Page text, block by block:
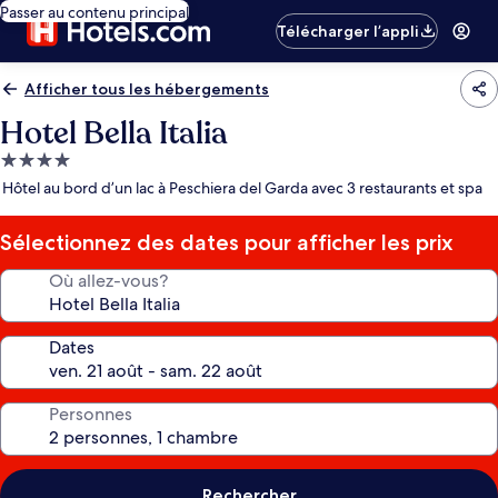
Passer au contenu principal
Télécharger l’appli
Afficher tous les hébergements
Hotel Bella Italia
Hébergement
4.0 étoiles
Hôtel au bord d’un lac à Peschiera del Garda avec 3 restaurants et spa
Sélectionnez des dates pour afficher les prix
Où allez-vous?
Dates
Personnes